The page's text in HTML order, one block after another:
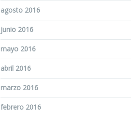
agosto 2016
junio 2016
mayo 2016
abril 2016
marzo 2016
febrero 2016